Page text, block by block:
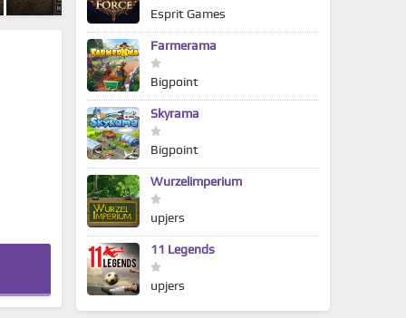
Esprit Games
Farmerama
Bigpoint
Skyrama
Bigpoint
Wurzelimperium
upjers
11 Legends
upjers